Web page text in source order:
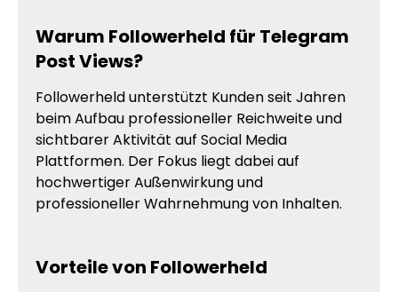
Warum Followerheld für Telegram
Post Views?
Followerheld unterstützt Kunden seit Jahren
beim Aufbau professioneller Reichweite und
sichtbarer Aktivität auf Social Media
Plattformen. Der Fokus liegt dabei auf
hochwertiger Außenwirkung und
professioneller Wahrnehmung von Inhalten.
Vorteile von Followerheld